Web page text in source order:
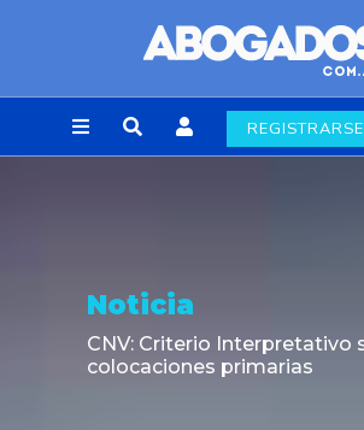
REGISTRARSE
Noticia
CNV: Criterio Interpretativo
colocaciones primarias